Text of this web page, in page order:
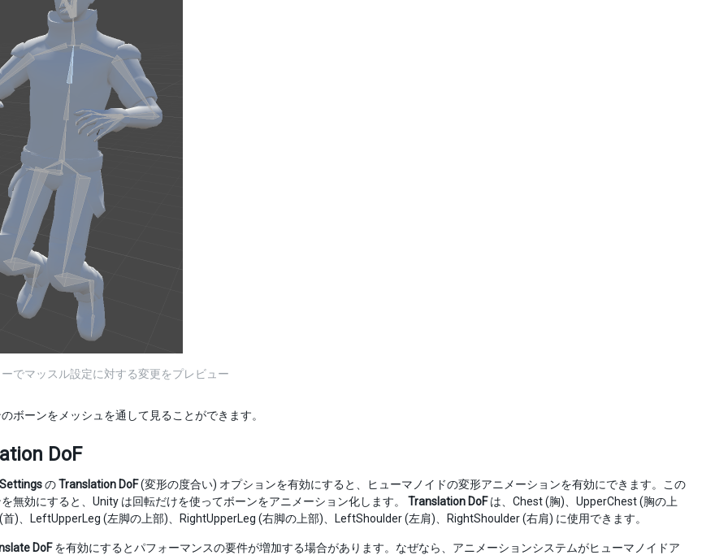
でマッスル設定に対する変更をプレビュー
ボーンをメッシュを通して見ることができます。
DoF
のTranslation DoF(変形の度合い) オプションを有効にすると、ヒューマノイドの変形アニメーションを有効にできます。この
無効にすると、Unity は回転だけを使ってボーンをアニメーション化します。 Translation DoFは、Chest (胸)、UpperChest (胸の上
首)、LeftUpperLeg (左脚の上部)、RightUpperLeg (右脚の上部)、LeftShoulder (左肩)、RightShoulder (右肩) に使用できます。
DoFを有効にするとパフォーマンスの要件が増加する場合があります。なぜなら、アニメーションシステムがヒューマノイドア